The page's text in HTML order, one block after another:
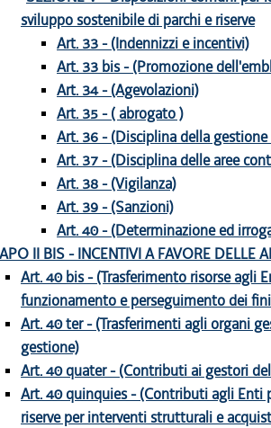
sviluppo sostenibile di parchi e riserve
Art. 33 - (Indennizzi e incentivi)
Art. 33 bis - (Promozione
Art. 34 - (Agevolazioni)
Art. 35 - ( abrogato )
Art. 36 - (Disciplina della
Art. 37 - (Disciplina delle aree
Art. 38 - (Vigilanza)
Art. 39 - (Sanzioni)
Art. 40 - (Determinazione ed
II BIS - INCENTIVI A FAVORE DELLE
Art. 40 bis - (Trasferimento risorse agli
funzionamento e perseguimento dei
Art. 40 ter - (Trasferimenti agli organi
gestione)
Art. 40 quater - (Contributi ai gestori
Art. 40 quinquies - (Contributi agli Enti
riserve per interventi strutturali e